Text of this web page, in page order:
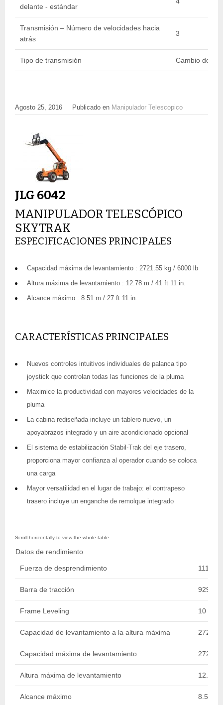
delante - estándar
Transmisión – Número de velocidades hacia
atrás
3
Tipo de transmisión Cambio de
Agosto 25, 2016 Publicado en Manipulador Telescopico
JLG 6042
MANIPULADOR TELESCÓPICO
SKYTRAK
ESPECIFICACIONES PRINCIPALES
Capacidad máxima de levantamiento : 2721.55 kg / 6000 lb
Altura máxima de levantamiento : 12.78 m / 41 ft 11 in.
Alcance máximo : 8.51 m / 27 ft 11 in.
CARACTERÍSTICAS PRINCIPALES
Nuevos controles intuitivos individuales de palanca tipo
joystick que controlan todas las funciones de la pluma
Maximice la productividad con mayores velocidades de la
pluma
La cabina rediseñada incluye un tablero nuevo, un
apoyabrazos integrado y un aire acondicionado opcional
El sistema de estabilización Stabil-Trak del eje trasero,
proporciona mayor confianza al operador cuando se coloca
una carga
Mayor versatilidad en el lugar de trabajo: el contrapeso
trasero incluye un enganche de remolque integrado
Datos de rendimiento
Fuerza de desprendimiento
Barra de tracción
Frame Leveling 10
Capacidad de levantamiento a la altura máxima
Capacidad máxima de levantamiento
Altura máxima de levantamiento 12.78
Alcance máximo 8.51 m